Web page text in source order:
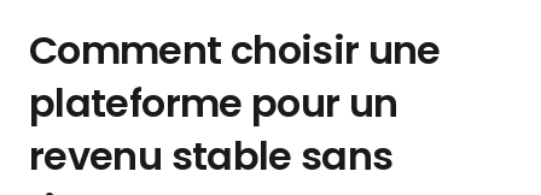
Comment choisir une
plateforme pour un
revenu stable sans